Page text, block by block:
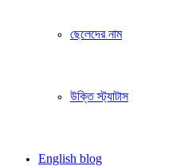
ছেলেদের নাম
উক্তি স্ট্যাটাস
English blog